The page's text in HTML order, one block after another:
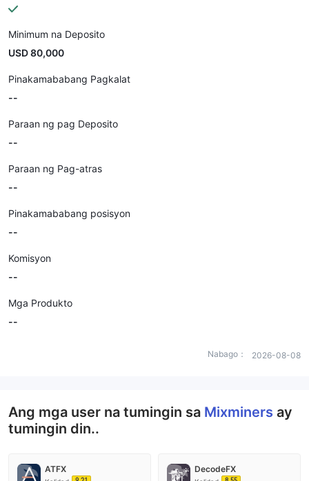
Minimum na Deposito
USD 80,000
Pinakamababang Pagkalat
--
Paraan ng pag Deposito
--
Paraan ng Pag-atras
--
Pinakamababang posisyon
--
Komisyon
--
Mga Produkto
--
Nabago： 2026-08-08
Ang mga user na tumingin sa Mixminers ay
tumingin din..
ATFX DecodeFX